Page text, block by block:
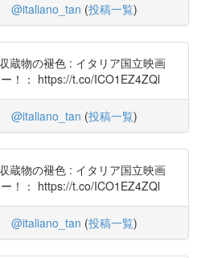
@italiano_tan (投稿一覧)
蔵物の褪色 : イタリア国立映画
！： https://t.co/ICO1EZ4ZQl
@italiano_tan (投稿一覧)
蔵物の褪色 : イタリア国立映画
！： https://t.co/ICO1EZ4ZQl
@italiano_tan (投稿一覧)